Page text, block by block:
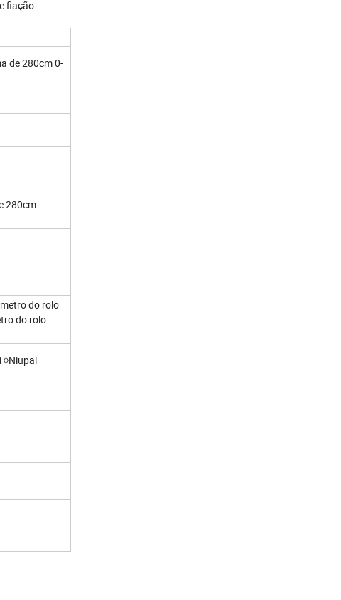
fiação
de 280cm 0-
280cm
do rolo
do rolo
◊Niupai